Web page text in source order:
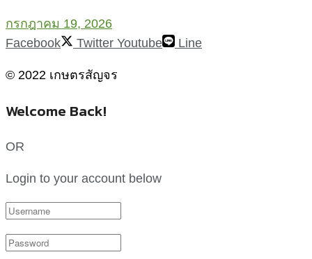
กรกฎาคม 19, 2026
Facebook
Twitter Youtube Line
© 2022 เกษตรสัญจร
Welcome Back!
OR
Login to your account below